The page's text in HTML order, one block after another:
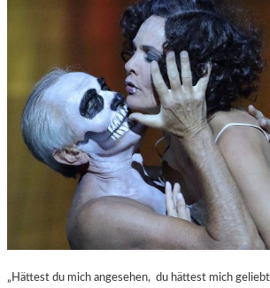
„Hättest du mich angesehen, du hättest mich